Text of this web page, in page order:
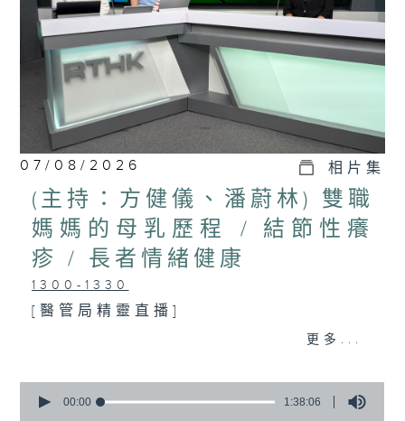
07/08/2026 相片集
(主持：方健儀、潘蔚林) 雙職
媽媽的母乳歷程 / 結節性癢
疹 / 長者情緒健康
1300-1330
[醫管局精靈直播]
1330-1400
更多...
seconds
00:00 1:38:06